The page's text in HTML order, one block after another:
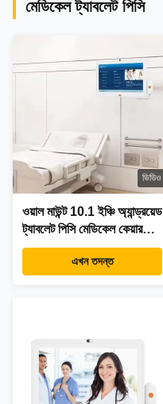
মেডিকেল ট্যাবলেট পিসি
ভিডিও
ওয়াল মাউন্ট 10.1 ইঞ্চি অ্যান্ড্রয়েড
ট্যাবলেট পিসি মেডিকেল কেয়ার
ওয়াইফাই POE 4G LTE
ক্যামেরা কল হ্যান্ডেল নার্স কল
এখন তদন্ত